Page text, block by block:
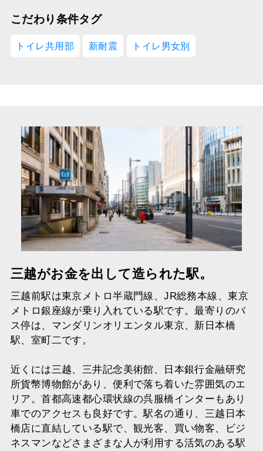
こだわり条件タグ
トイレ共用部 新耐震 トイレ男女別
三越がお金を出して造られた駅。
三越前駅は東京メトロ半蔵門線、JR総務本線、東京
メトロ銀座線が乗り入れている駅です。最寄りのバ
ス停は、マンダリンオリエンタル東京、新日本橋
駅、室町二です。
近くには三越、三井記念美術館、日本銀行金融研究
所貨幣博物館があり、便利で落ち着いた雰囲気のエ
リア。首都高速都心環状線の呉服橋インターもあり
車でのアクセスも良好です。駅名の通り、三越日本
橋店に直結している駅で、観光客、買い物客、ビジ
ネスマンなどさまざまな人が利用する活気のある駅